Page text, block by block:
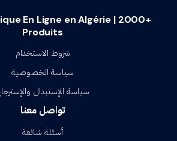
En Ligne en Algérie | 2000+
Produits
شروط الاستخدام
سياسة الخصوصية
سياسة الإستبدال
تواصل معنا
أسئلة شائعة